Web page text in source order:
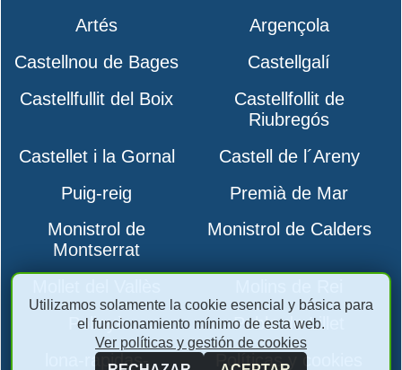
Artés
Argençola
Castellnou de Bages
Castellgalí
Castellfullit del Boix
Castellfollit de
Riubregós
Castellet i la Gornal
Castell de l´Areny
Puig-reig
Premià de Mar
Monistrol de
Montserrat
Monistrol de Calders
Polinyà
Pobla de Lillet
lona-rapidas-
Políticas y cookies
Utilizamos solamente la cookie esencial y básica para
el funcionamiento mínimo de esta web.
Ver políticas y gestión de cookies